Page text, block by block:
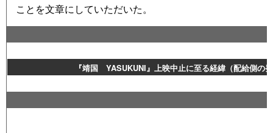
ことを文章にしていただいた。
『靖国 YASUKUNI』上映中止に至る経緯（配給側の